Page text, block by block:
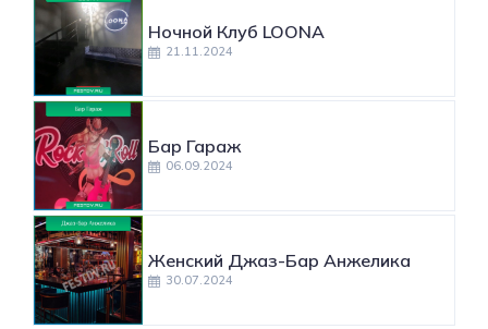
Ночной Клуб LOONA
21.11.2024
Бар Гараж
06.09.2024
Женский Джаз-Бар Анжелика
30.07.2024